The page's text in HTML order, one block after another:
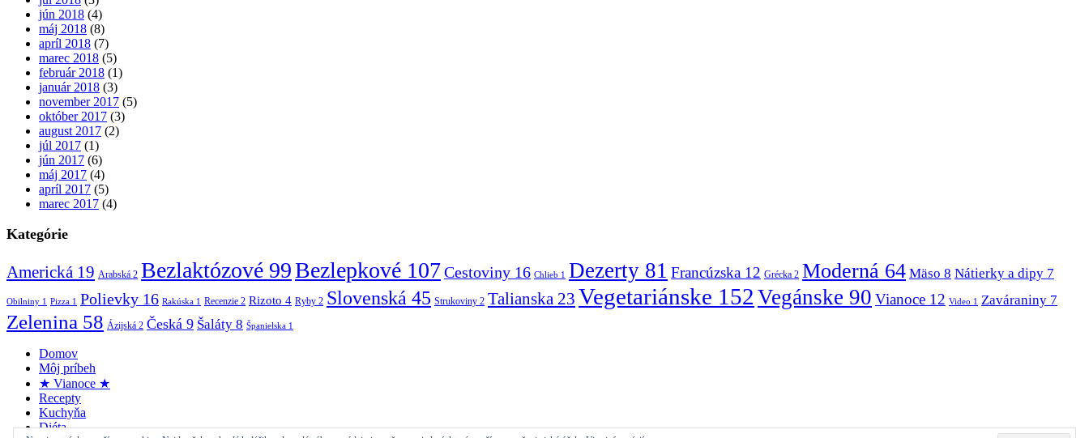
jún 2018 (4)
máj 2018 (8)
apríl 2018 (7)
marec 2018 (5)
február 2018 (1)
január 2018 (3)
november 2017 (5)
október 2017 (3)
august 2017 (2)
júl 2017 (1)
jún 2017 (6)
máj 2017 (4)
apríl 2017 (5)
marec 2017 (4)
Kategórie
Americká 19 Arabská 2 Bezlaktózové 99Bezlepkové 107Cestoviny 16 Chlieb 1 Dezerty 81 Francúzska 12 Grécka 2 Moderná 64 Mäso 8 Nátierky a dipy 7
Obilniny 1 Pizza 1 Polievky 16 Rakúska 1 Recenzie 2 Rizoto 4 Ryby 2 Slovenská 45 Strukoviny 2 Talianska 23 Vegetariánske 152 Vegánske 90 Vianoce 12 Video 1 Zaváraniny 7
Zelenina 58 Ázijská 2 Česká 9 Šaláty 8 Španielska 1
Domov
Môj príbeh
★ Vianoce ★
Recepty
Kuchyňa
Diéta